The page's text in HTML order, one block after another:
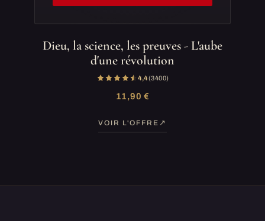
Dieu, la science, les preuves - L'aube
d'une révolution
4,4(3 400)
11,90 €
VOIR L'OFFRE